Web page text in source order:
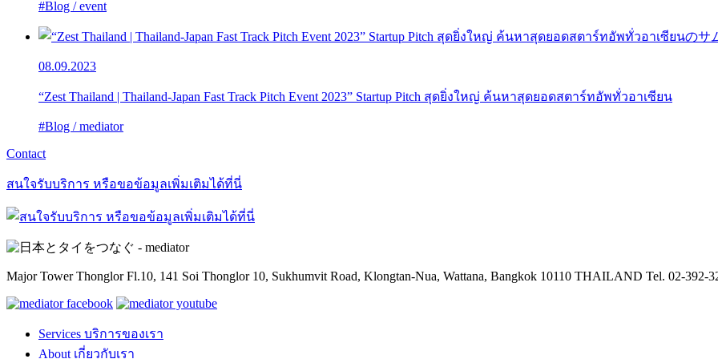
#Blog / event
08.09.2023
“Zest Thailand | Thailand-Japan Fast Track Pitch Event 2023” Startup Pitch สุดยิ่งใหญ่ ค้นหาสุดยอดสตาร์ทอัพทั่วอาเซียน
#Blog / mediator
Contact
สนใจรับบริการ หรือขอข้อมูลเพิ่มเติมได้ที่นี่
Major Tower Thonglor Fl.10, 141 Soi Thonglor 10, Sukhumvit Road, Klongtan-Nua, Wattana, Bangkok 10110 THAILAND Tel. 02-392-
Services บริการของเรา
About เกี่ยวกับเรา